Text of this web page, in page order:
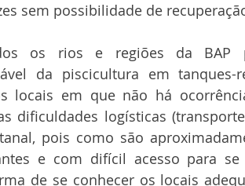
sem possibilidade de
os rios e regiões da BAP
da piscicultura em tanques-
locais em que não há
dificuldades logísticas
pois como são
e com difícil acesso para
de se conhecer os locais